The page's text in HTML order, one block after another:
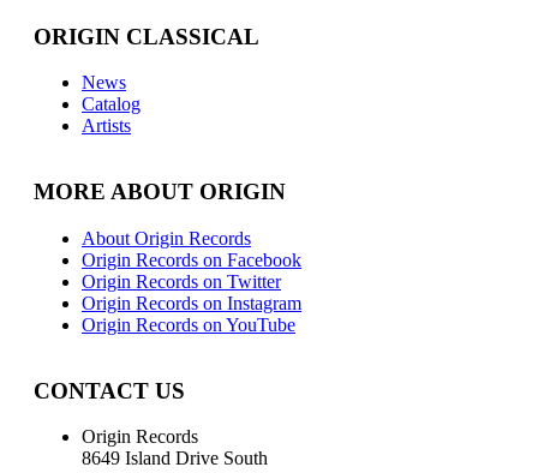
ORIGIN CLASSICAL
News
Catalog
Artists
MORE ABOUT ORIGIN
About Origin Records
Origin Records on Facebook
Origin Records on Twitter
Origin Records on Instagram
Origin Records on YouTube
CONTACT US
Origin Records
8649 Island Drive South